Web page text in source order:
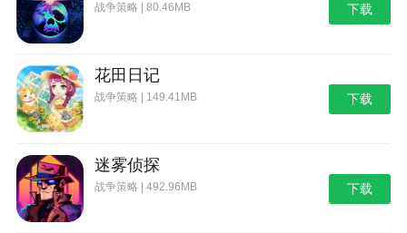
战争策略 | 80.46MB 下载
花田日记
战争策略 | 149.41MB 下载
迷雾侦探
战争策略 | 492.96MB 下载